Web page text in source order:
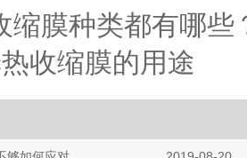
缩膜种类都有哪些
收缩膜的用途